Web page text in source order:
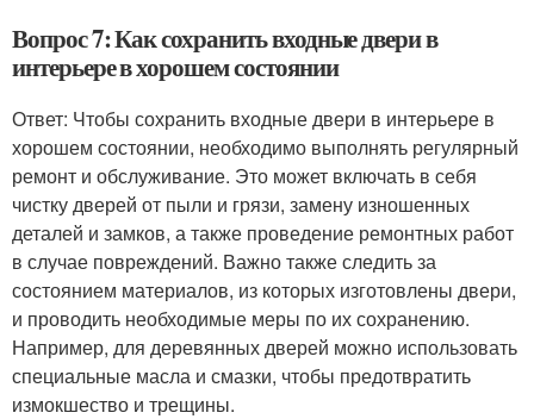
Вопрос 7: Как сохранить входные двери в
интерьере в хорошем состоянии
Ответ: Чтобы сохранить входные двери в интерьере в
хорошем состоянии, необходимо выполнять регулярный
ремонт и обслуживание. Это может включать в себя
чистку дверей от пыли и грязи, замену изношенных
деталей и замков, а также проведение ремонтных работ
в случае повреждений. Важно также следить за
состоянием материалов, из которых изготовлены двери,
и проводить необходимые меры по их сохранению.
Например, для деревянных дверей можно использовать
специальные масла и смазки, чтобы предотвратить
измокшество и трещины.